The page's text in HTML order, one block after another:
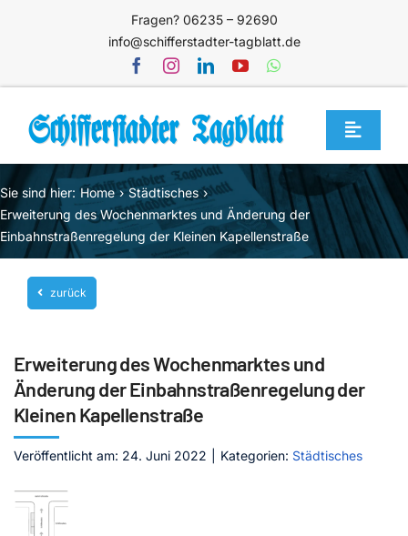
Fragen? 06235 – 92690
info@schifferstadter-tagblatt.de
Toggle
Home
Themen
Blog
Unternehmen
Mediathek
Jetzt abonnieren
Kontakt
Sie sind hier: Home
Städtisches
Erweiterung des Wochenmarktes und Änderung der
Einbahnstraßenregelung der Kleinen Kapellenstraße
zurück
Erweiterung des Wochenmarktes und
Änderung der Einbahnstraßenregelung der
Kleinen Kapellenstraße
Veröffentlicht am: 24. Juni 2022 Kategorien: Städtisches